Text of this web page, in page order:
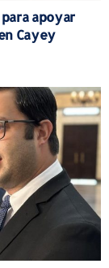
apoyar
Cayey